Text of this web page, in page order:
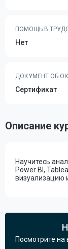
ПОМОЩЬ В
Нет
ДОКУМЕНТ ОБ
Сертификат
Описание
Научитесь
Power BI,
визуализацию
Посмотрите на